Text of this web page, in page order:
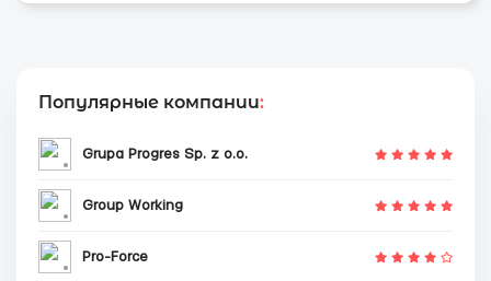
Популярные компании:
Grupa Progres Sp. z o.o.
Group Working
Pro-Force